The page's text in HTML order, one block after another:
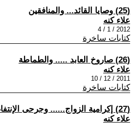
(25) وصايا القائد... والمنافقين
علاء كنه
2012 / 1 / 4
كتابات ساخرة
(26) صاروخ العابد ..... والطماطة
علاء كنه
2011 / 12 / 10
كتابات ساخرة
(27) إكرامية الزواج...... وجرحى الإنتفاضة
علاء كنه